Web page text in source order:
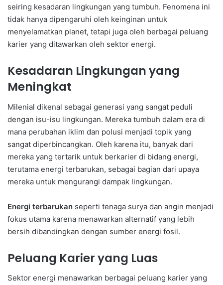
seiring kesadaran lingkungan yang tumbuh. Fenomena ini
tidak hanya dipengaruhi oleh keinginan untuk
menyelamatkan planet, tetapi juga oleh berbagai peluang
karier yang ditawarkan oleh sektor energi.
Kesadaran Lingkungan yang
Meningkat
Milenial dikenal sebagai generasi yang sangat peduli
dengan isu-isu lingkungan. Mereka tumbuh dalam era di
mana perubahan iklim dan polusi menjadi topik yang
sangat diperbincangkan. Oleh karena itu, banyak dari
mereka yang tertarik untuk berkarier di bidang energi,
terutama energi terbarukan, sebagai bagian dari upaya
mereka untuk mengurangi dampak lingkungan.
Energi terbarukan seperti tenaga surya dan angin menjadi
fokus utama karena menawarkan alternatif yang lebih
bersih dibandingkan dengan sumber energi fosil.
Peluang Karier yang Luas
Sektor energi menawarkan berbagai peluang karier yang